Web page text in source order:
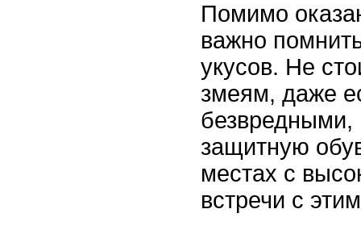
Помимо
важно
укусов. Не
змеям, даже
безвредными,
защитную
местах с
встречи с